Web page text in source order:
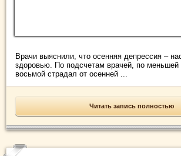
Врачи выяснили, что осенняя депрессия –
здоровью. По подсчетам врачей, по
восьмой страдал от осенней ...
Читать запись полностью